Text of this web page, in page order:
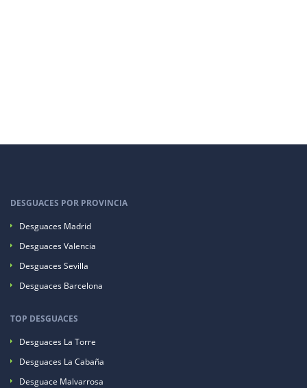
DESGUACES POR PROVINCIA
Desguaces Madrid
Desguaces Valencia
Desguaces Sevilla
Desguaces Barcelona
TOP DESGUACES
Desguaces La Torre
Desguaces La Cabaña
Desguace Malvarrosa